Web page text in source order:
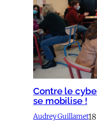
Contre le
se mobilise !
Audrey Guillamet